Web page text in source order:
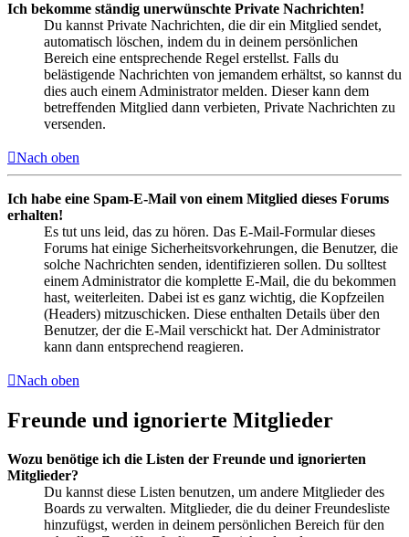
Ich bekomme ständig unerwünschte Private Nachrichten!
Du kannst Private Nachrichten, die dir ein Mitglied sendet,
automatisch löschen, indem du in deinem persönlichen
Bereich eine entsprechende Regel erstellst. Falls du
belästigende Nachrichten von jemandem erhältst, so kannst du
dies auch einem Administrator melden. Dieser kann dem
betreffenden Mitglied dann verbieten, Private Nachrichten zu
versenden.
Nach oben
Ich habe eine Spam-E-Mail von einem Mitglied dieses Forums
erhalten!
Es tut uns leid, das zu hören. Das E-Mail-Formular dieses
Forums hat einige Sicherheitsvorkehrungen, die Benutzer, die
solche Nachrichten senden, identifizieren sollen. Du solltest
einem Administrator die komplette E-Mail, die du bekommen
hast, weiterleiten. Dabei ist es ganz wichtig, die Kopfzeilen
(Headers) mitzuschicken. Diese enthalten Details über den
Benutzer, der die E-Mail verschickt hat. Der Administrator
kann dann entsprechend reagieren.
Nach oben
Freunde und ignorierte Mitglieder
Wozu benötige ich die Listen der Freunde und ignorierten
Mitglieder?
Du kannst diese Listen benutzen, um andere Mitglieder des
Boards zu verwalten. Mitglieder, die du deiner Freundesliste
hinzufügst, werden in deinem persönlichen Bereich für den